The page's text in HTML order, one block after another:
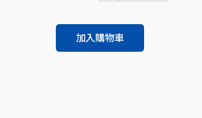
加入購物車